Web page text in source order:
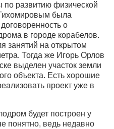
развитию физической
была
о
в городе корабелов.
занятий на открытом
Тогда же Игорь Орлов
выделен участок земли
объекта. Есть хорошие
проект уже в
будет построен у
понятно, ведь недавно